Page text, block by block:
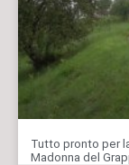
Tutto pronto per
Madonna del